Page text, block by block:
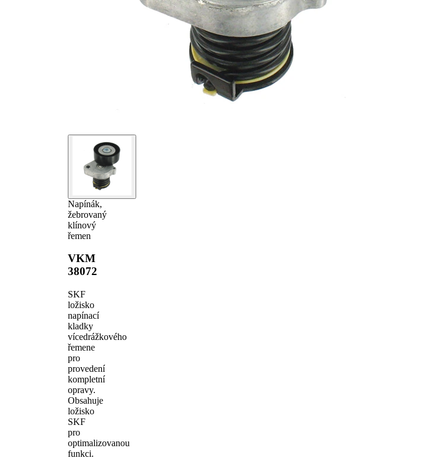
Napínák,
žebrovaný
klínový
řemen
VKM
38072
SKF
ložisko
napínací
kladky
vícedrážkového
řemene
pro
provedení
kompletní
opravy.
Obsahuje
ložisko
SKF
pro
optimalizovanou
funkci.